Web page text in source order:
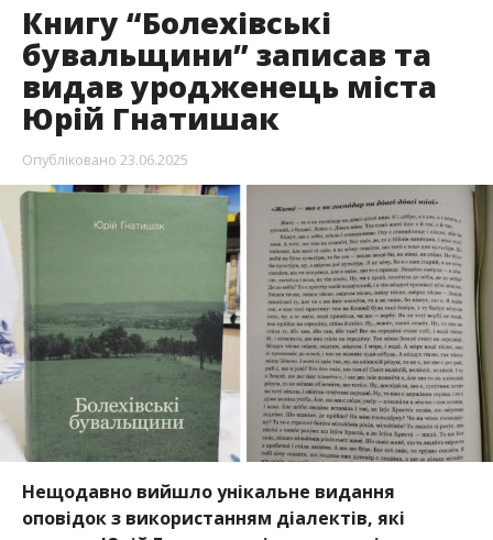
Книгу “Болехівські
бувальщини” записав та
видав уродженець міста
Юрій Гнатишак
Опубліковано 23.06.2025
Нещодавно вийшло унікальне видання
оповідок з використанням діалектів, які